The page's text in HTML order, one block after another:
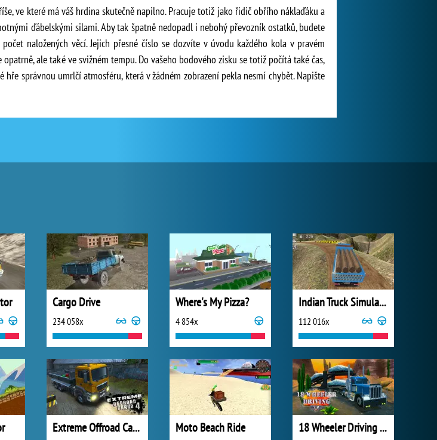
ve které má váš hrdina skutečně napilno. Pracuje totiž jako řidič obřího náklaďáku a
ďábelskými silami. Aby tak špatně nedopadl i nebohý převozník ostatků, budete
naložených věcí. Jejich přesné číslo se dozvíte v úvodu každého kola v pravém
ale také ve svižném tempu. Do vašeho bodového zisku se totiž počítá také čas,
správnou umrlčí atmosféru, která v žádném zobrazení pekla nesmí chybět. Napište
Cargo Drive
234 058x
Where's My Pizza?
4 854x
Indian Truck Simulator 3D
112 016x
Extreme Offroad Cargo 4 Moto Beach Ride 18 Wheeler Driving Sim